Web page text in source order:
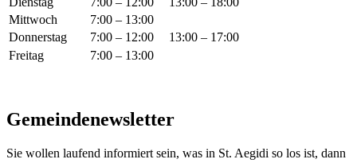
Mittwoch
7:00 – 13:00
Donnerstag
7:00 – 12:00
13:00 – 17:00
Freitag
7:00 – 13:00
Gemeindenewsletter
Sie wollen laufend informiert sein, was in St. Aegidi so los ist, dann